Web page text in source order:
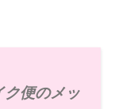
ク便のメッ